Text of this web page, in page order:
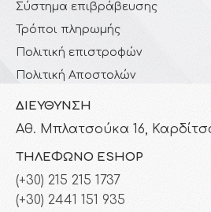
Σύστημα επιβράβευσης
Τρόποι πληρωμής
Πολιτική επιστροφών
Πολιτική Αποστολών
ΔΙΕΎΘΥΝΣΗ
Αθ. Μπλατσούκα 16,
ΤΗΛΈΦΩΝΟ ESHOP
(+30) 215 215 1737
(+30) 2441 151 935